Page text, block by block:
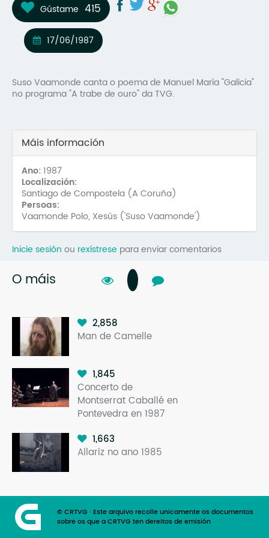
Gústame 415
17/06/1987
Suso Vaamonde canta o poema de Manuel María "Galicia"
no programa "A trabe de ouro" da TVG.
Máis información
Ano: 1987
Localización:
Santiago de Compostela (A Coruña)
Persoas:
Vaamonde Polo, Xesús ('Suso Vaamonde')
Inicie sesión ou rexístrese para enviar comentarios
O máis
2,858
Man de Camelle
1,845
Concerto de
Montserrat Caballé en
Pontevedra en 1987
1,663
Allariz no ano 1985
© CRTVG · Este arquivo recolle unicamente os documentos
sobre os que a CRTVG ten dereitos de emisión